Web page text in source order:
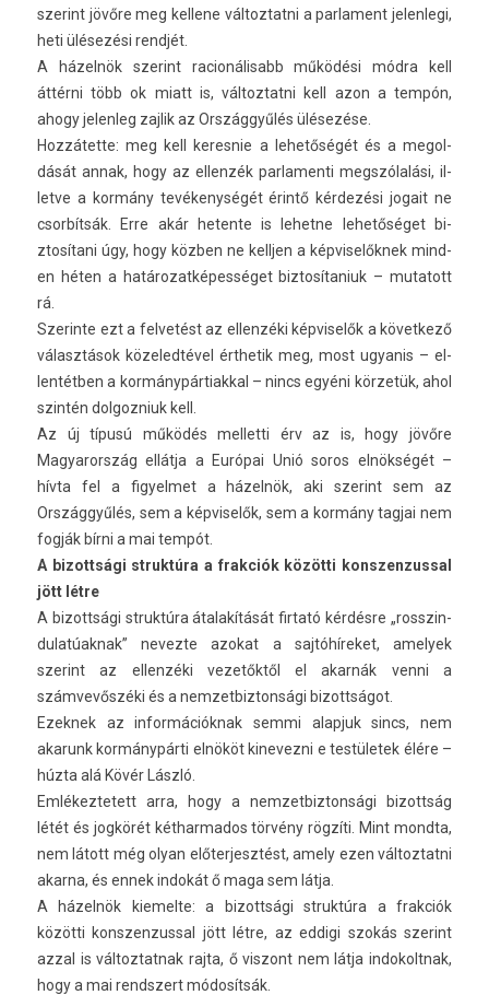
szerint jövőre meg kel­lene vál­toztat­ni a par­la­ment jelen­legi,
heti ülésezési rendjét.
A házelnök szerint racionálisabb működési módra kell
áttérni több ok miatt is, vál­toztat­ni kell azon a tempón,
ahogy jelen­leg zaj­lik az Országgyűlés ülésezése.
Hozzátette: meg kell keres­nie a lehetőségét és a megol­
dását annak, hogy az el­lenzék par­lamen­ti megszólalási, il­
let­ve a kormány tevékenységét érintő kérdezési jogait ne
csorbítsák. Erre akár heten­te is lehet­ne lehetőséget bi­
ztosítani úgy, hogy közben ne kellj­en a kép­viselők­nek mind­
en héten a határozat­képes­séget bi­ztosítaniuk – mutatott
rá.
Szerin­te ezt a fel­vetést az el­lenzéki kép­viselők a követ­kező
választások közeled­tével érthetik meg, most ugyanis – el­
lentétb­en a kor­mánypár­tiakk­al – nincs egyéni körzetük, ahol
szintén dol­gozniuk kell.
Az új típusú működés mel­letti érv az is, hogy jövőre
Magyarország ellátja a Európai Unió soros elnökségét –
hívta fel a figyel­met a házelnök, aki szerint sem az
Országgyűlés, sem a kép­viselők, sem a kormány tag­jai nem
fogják bírni a mai tempót.
A bi­zottsági struk­túra a frak­ciók közötti konszen­zuss­al
jött létre
A bi­zottsági struk­túra átalakítását fir­tató kérdésre „rosszin­
dulatúak­nak” nevez­te azokat a sajtóhíreket, amelyek
szerint az el­lenzéki vezetőktől el akarnák venni a
számvevőszéki és a nem­zetbiz­tonsági bi­zottságot.
Ezek­nek az in­for­mációk­nak semmi al­ap­juk sincs, nem
akarunk kormánypárti elnököt kinevez­ni e testületek élére –
húzta alá Kövér László.
Em­lékez­tetett arra, hogy a nem­zetbiz­tonsági bi­zottság
létét és jogkörét két­harmados törvény rögzíti. Mint mondta,
nem látott még olyan előter­jesztést, amely ezen vál­toztat­ni
akar­na, és ennek indokát ő maga sem látja.
A házelnök kiemel­te: a bi­zottsági struk­túra a frak­ciók
közötti konszen­zuss­al jött létre, az ed­digi szokás szerint
azzal is vál­toztat­nak rajta, ő vis­zont nem látja in­dokoltnak,
hogy a mai re­ndszert módosítsák.